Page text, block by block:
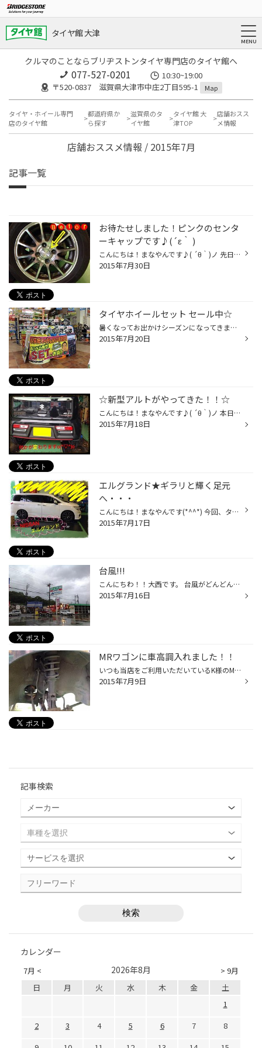
タイヤ館 大津
クルマのことならブリヂストンタイヤ専門店のタイヤ館へ
077-527-0201
10:30~19:00
〒520-0837 滋賀県大津市中庄2丁目595-1
Map
タイヤ・ホイール専門
店のタイヤ館
都道府県か
ら探す
滋賀県のタ
イヤ館
タイヤ館 大
津TOP
店舗おスス
メ情報
店舗おススメ情報 / 2015年7月
記事一覧
お待たせしました！ピンクのセンタ
ーキャップです♪(´ε｀ )
こんにちは！まなやんです♪( ´θ｀)ノ 先日、言ってました『エコフォルム オプションキャップ』 DAIHATSU ムーブにお取り付けさせて頂きました‼️ 今回はカワイイ♥️ピンク色です♪(´ε｀ ) とってもcute♪(´ε｀ ) S様★いつもありがとうございます！！ あなたのクルマも、ワンポイントで可愛く、 カッコよ...
2015年7月30日
タイヤホイールセット セール中☆
暑くなってお出かけシーズンになってきましたが、 お出かけ前のタイヤ点検無料ですのでお気軽にお寄りください(^_^) 今回、ワゴンRスティングレーのお車にタイヤホイールセットを 装着しました☆ 装着したホイールはブリヂストンのエコフォルムCRS10！！☆ 足元がかわるだけで印象が違いますね♬ お出...
2015年7月20日
☆新型アルトがやってきた！！☆
こんにちは！まなやんです♪( ´θ｀)ノ 本日、当店にスズキ★アルトがやって来ました( ´ ▽ ` )ﾉ 何の作業でしょう？？？(*^o^*) 分かりますか？？( ^ω^ ) 正解は『マフラー交換』です★★ その名も『モンスタースポーツ』‼️ もちろん車検対応ですから安心ですね〜♥️ 後ろ姿もカッコよくなりましたd(^_^o)
2015年7月18日
エルグランド★ギラリと輝く足元
へ・・・
こんにちは！まなやんです(*^^*) 今回、タイヤとホイールをセットでご購入★装着させて頂きました！ ホイールは前回と同じ２０インチで、 『インパル ミレミアム』というホイールを付けました( ´ ▽ ` )ﾉ ブラックポリッシュからシルバーへ、イメ〜ジチェ〜ンジ‼️ 足元がキラリと変わったので、また...
2015年7月17日
台風!!!
こんにちわ！！大西です。 台風がどんどん近づいてきております。 近畿圏は17日の午前中にかけて暴風域に入るみたいですね。 お出かけの際は豪雨や突風に注意してくださいね((((；ﾟДﾟ))))))) もしお車のワイパーの拭き取りが悪い場合などは、 台風の影響でひどい天候になるまでに当店にご相談くださ...
2015年7月16日
MRワゴンに車高調入れました！！
いつも当店をご利用いただいているK様のMRワゴンですが、 距離も結構走りましたので、乗り心地が最近フワフワして 安定しないということでしたので、今回思い切って足廻りをリフレッシュしました。 元々、ダウンサスのみを装着しており、車高はそのままの状態にして サスペンションをリフレッシュし...
2015年7月9日
記事検索
カレンダー
7月 < > 9月
2026年8月
日 月 火 水 木 金
土
1
2
3 4 5 6 7
8